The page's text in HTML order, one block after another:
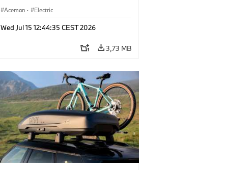
Aceman · Electric
Wed Jul 15 12:44:35 CEST 2026
3,73 MB